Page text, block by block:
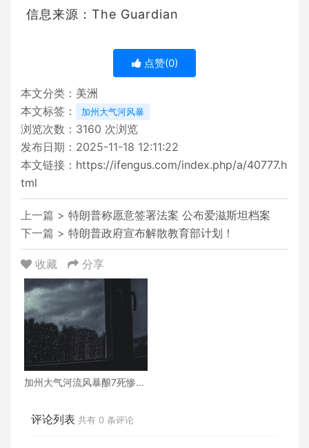
信息来源：The Guardian
点赞(0)
本文分类： 美洲
本文标签：
加州大气河风暴
浏览次数： 3160 次浏览
发布日期：2025-11-18 12:11:22
本文链接： https://ifengus.com/index.php/a/40777.h
tml
上一篇 > 特朗普称愿意签署法案 公布爱滋斯坦档案
下一篇 > 特朗普政府宣布解散教育部计划！
收藏 分享
加州大气河流风暴酿7死惨
评论列表 共有 0 条评论